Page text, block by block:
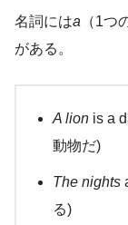
名詞にはa （1つ
がある。
A lion is a
動物だ)
The nights
る)